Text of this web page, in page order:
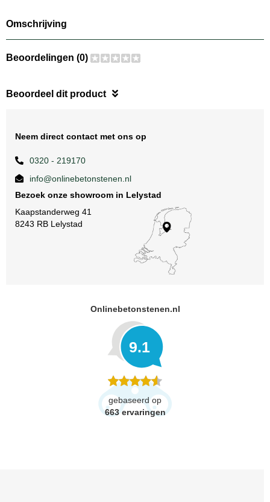
Omschrijving
Beoordelingen (0)
Beoordeel dit product
Neem direct contact met ons op
0320 - 219170
info@onlinebetonstenen.nl
Bezoek onze showroom in Lelystad
Kaapstanderweg 41
8243 RB Lelystad
Onlinebetonstenen.nl
9.1
gebaseerd op
663 ervaringen